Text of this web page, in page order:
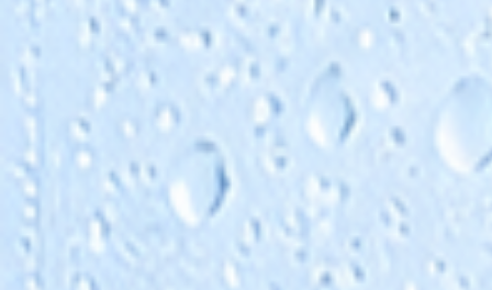
In vielen Membrananlagen kann Antiscalant
platzsparende Alternative zur
sein. Die Dosiertechnik benötigt wenig
Aufstellfläche, arbeitet ohne Regeneration mit
und verursacht kein zusätzliches